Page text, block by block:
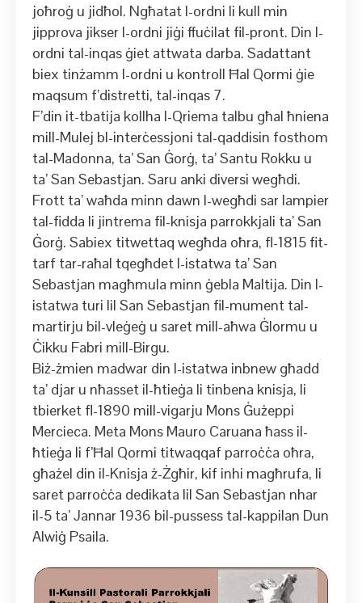
joħroġ u jidħol. Ngħatat l-ordni li kull min
jipprova jikser l-ordni jiġi ffuċilat fil-pront. Din l-
ordni tal-inqas ġiet attwata darba. Sadattant
biex tinżamm l-ordni u kontroll Ħal Qormi ġie
maqsum f’distretti, tal-inqas 7.
F’din it-tbatija kollha l-Qriema talbu għal ħniena
mill-Mulej bl-interċessjoni tal-qaddisin fosthom
tal-Madonna, ta’ San Ġorġ, ta’ Santu Rokku u
ta’ San Sebastjan. Saru anki diversi wegħdi.
Frott ta’ waħda minn dawn l-wegħdi sar lampier
tal-fidda li jintrema fil-knisja parrokkjali ta’ San
Ġorġ. Sabiex titwettaq wegħda oħra, fl-1815 fit-
tarf tar-raħal tqegħdet l-istatwa ta’ San
Sebastjan magħmula minn ġebla Maltija. Din l-
istatwa turi lil San Sebastjan fil-mument tal-
martirju bil-vleġeġ u saret mill-aħwa Ġlormu u
Ċikku Fabri mill-Birgu.
Biż-żmien madwar din l-istatwa inbnew għadd
ta’ djar u nħasset il-ħtieġa li tinbena knisja, li
tbierket fl-1890 mill-vigarju Mons Ġużeppi
Mercieca. Meta Mons Mauro Caruana ħass il-
ħtieġa li f’Ħal Qormi titwaqqaf parroċċa oħra,
għażel din il-Knisja ż-Żgħir, kif inhi magħrufa, li
saret parroċċa dedikata lil San Sebastjan nhar
il-5 ta’ Jannar 1936 bil-pussess tal-kappilan Dun
Alwiġ Psaila.